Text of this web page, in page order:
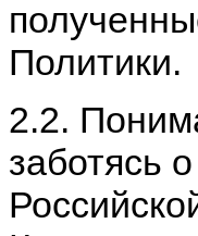
Политики.
2.2.
заботясь